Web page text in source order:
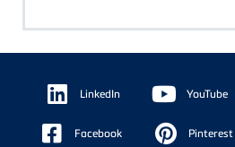
Floating
Sidebar LinkedIn YouTube
Facebook Pinterest